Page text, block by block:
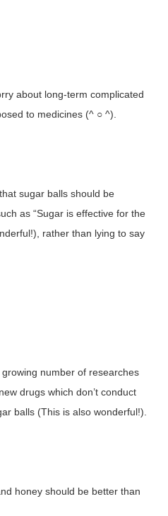
about long-term complicated
to medicines (^ ○ ^).
sugar balls should be
as “Sugar is effective for the
rather than lying to say
number of researches
drugs which don’t conduct
balls (This is also wonderful!).
honey should be better than